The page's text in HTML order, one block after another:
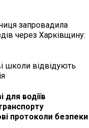
запровадила
через Харківщину:
школи відвідують
для водіїв
протоколи безпеки